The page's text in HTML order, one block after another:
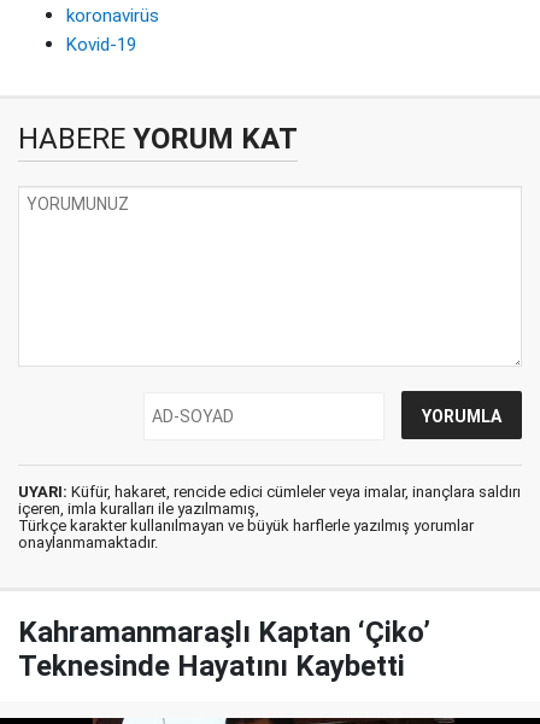
koronavirüs
Kovid-19
HABERE YORUM KAT
UYARI: Küfür, hakaret, rencide edici cümleler veya imalar, inançlara saldırı
içeren, imla kuralları ile yazılmamış,
Türkçe karakter kullanılmayan ve büyük harflerle yazılmış yorumlar
onaylanmamaktadır.
Kahramanmaraşlı Kaptan ‘Çiko’
Teknesinde Hayatını Kaybetti